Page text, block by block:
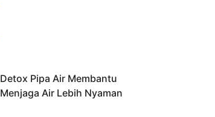
Detox Pipa Air Membantu
Menjaga Air Lebih Nyaman